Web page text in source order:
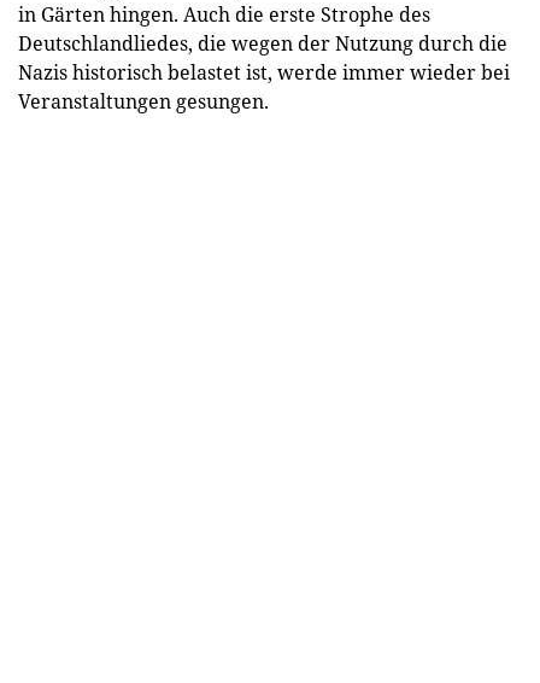
in Gärten hingen. Auch die erste Strophe des
Deutschlandliedes, die wegen der Nutzung durch die
Nazis historisch belastet ist, werde immer wieder bei
Veranstaltungen gesungen.